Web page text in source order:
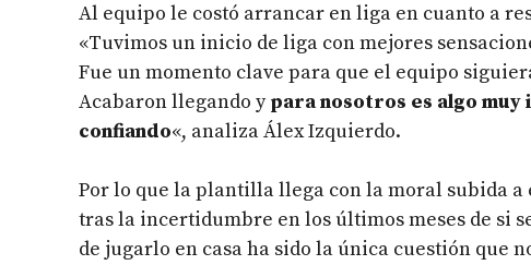
Al equipo le costó arrancar en liga en cuanto a
«Tuvimos un inicio de liga con mejores
Fue un momento clave para que el equipo
Acabaron llegando ypara nosotros es algo
confiando«, analiza Álex Izquierdo.
Por lo que la plantilla llega con la moral subida
tras la incertidumbre en los últimos meses de si
de jugarlo en casa ha sido la única cuestión que